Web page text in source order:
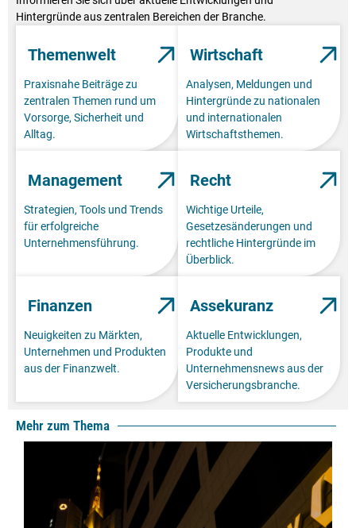
Hintergründe aus zentralen Bereichen der Branche.
Themenwelt
Praxisnahe Beiträge zu
zentralen Themen rund um
Vorsorge, Sicherheit und
Alltag.
Wirtschaft
Analysen, Meldungen und
Hintergründe zu nationalen
und internationalen
Wirtschaftsthemen.
Management
Strategien, Tools und Trends
für erfolgreiche
Unternehmensführung.
Recht
Wichtige Urteile,
Gesetzesänderungen und
rechtliche Hintergründe im
Überblick.
Finanzen
Neuigkeiten zu Märkten,
Unternehmen und Produkten
aus der Finanzwelt.
Assekuranz
Aktuelle Entwicklungen,
Produkte und
Unternehmensnews aus der
Versicherungsbranche.
Mehr zum Thema